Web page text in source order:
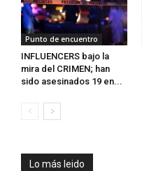
Punto de encuentro
INFLUENCERS bajo la
mira del CRIMEN; han
sido asesinados 19 en...
Lo más leido